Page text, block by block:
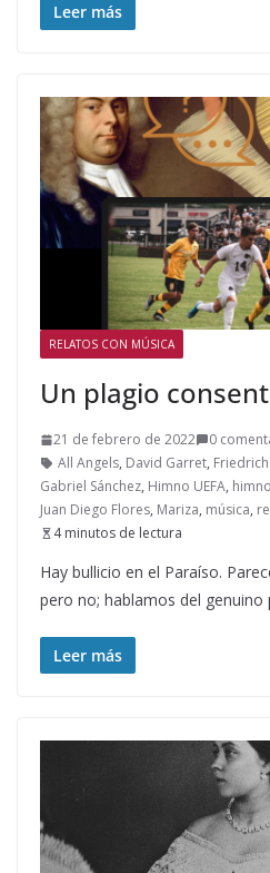
Leer más
RELATOS CON MÚSICA
Un plagio
21 de febrero de 2022
0
All Angels, David Garret,
Gabriel Sánchez, Himno UEFA,
Juan Diego Flores, Mariza, música,
4 minutos de lectura
Hay bullicio en el Paraíso.
pero no; hablamos del genuino
Leer más